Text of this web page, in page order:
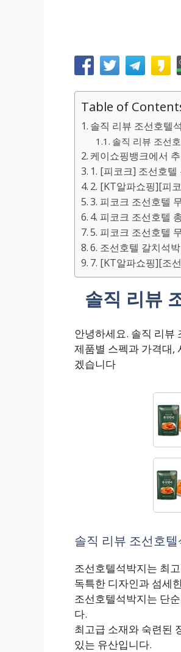
Table of
솔직 리뷰 조선호텔
솔직 리뷰 조선
케이쇼핑뱅크에서
1. [피코크] 조선호
2. [KT알파쇼핑][피
3. 피코크 조선호텔
4. 피코크 조선호텔
5. 피코크 조선호텔
6. 조선호텔 갈치석
7. [KT알파쇼핑][조
솔직 리뷰
안녕하세요. 솔직 리뷰
제품별 스펙과 가격대,
겠습니다
솔직 리뷰 조선호
조선호텔석박지는 최
독특한 디자인과 섬세
조선호텔석박지는 단
다.
최고급 소재와 숙련된
있는 유산입니다.